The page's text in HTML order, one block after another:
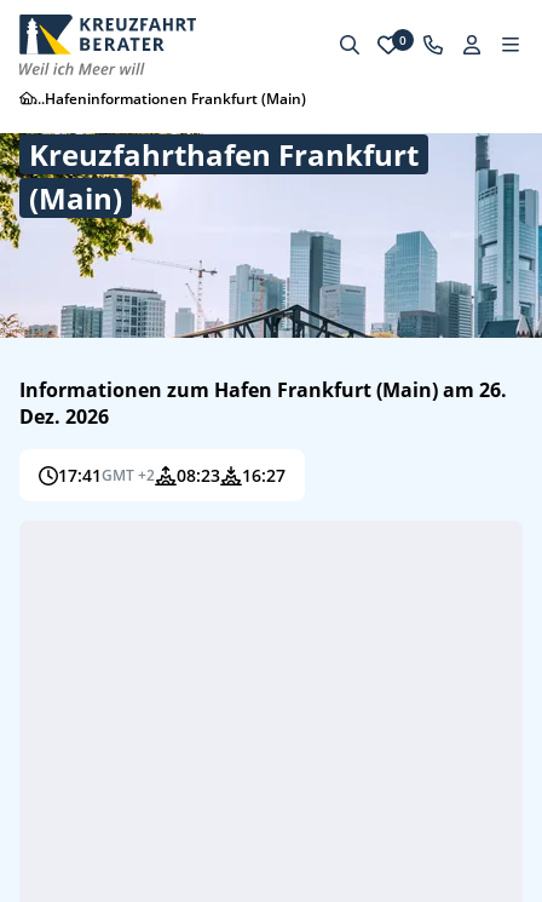
0
...Hafeninformationen Frankfurt (Main)
Kreuzfahrthafen Frankfurt
(Main)
Informationen zum Hafen Frankfurt (Main) am 26.
Dez. 2026
17:41GMT +2 08:23 16:27